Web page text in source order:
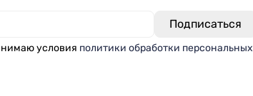
условия политики обработки персональных